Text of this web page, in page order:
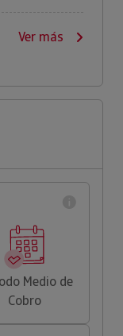
Ver más
Medio de
Cobro